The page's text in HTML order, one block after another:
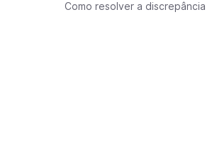
Como resolver a discrepância